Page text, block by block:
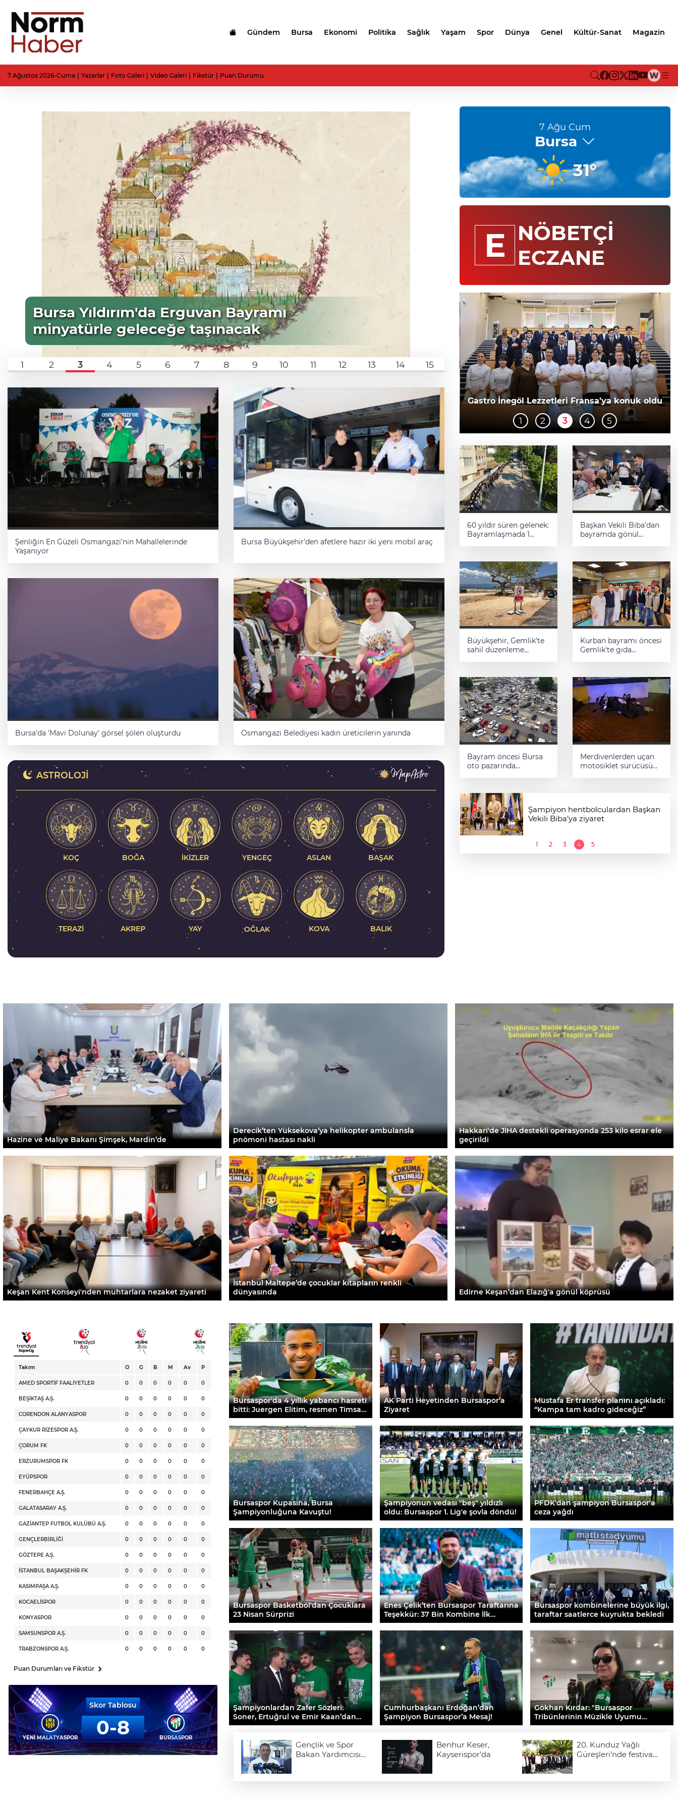
Gündem Bursa Ekonomi Politika Sağlık Yaşam Spor Dünya Genel Kültür-Sanat Magazin
7 Ağustos 2026-Cuma Yazarlar Foto Galeri Video Galeri Fikstür Puan Durumu
Bursa Yıldırım'da Erguvan Bayramı
minyatürle geleceğe taşınacak
Bursa'da Aslı Hünel’den
1 2 3 4 5 6 7 8 9 10 11 12 13 14 15
Şenliğin En Güzeli Osmangazi’nin Mahallelerinde
Yaşanıyor
Bursa Büyükşehir'den afetlere hazır iki yeni mobil araç
Bursa'da 'Mavi Dolunay' görsel şölen oluşturdu Osmangazi Belediyesi kadın üreticilerin yanında
ASTROLOJI
KOÇ BOĞA İKIZLER YENGEÇ ASLAN BAŞAK
TERAZI AKREP YAY OĞLAK KOVA BALIK
7 Ağu Cum
Bursa
31°
E NÖBETÇİ
ECZANE
Nilüfer’de atıl süs havuzları kent bahçesine
dönüşüyor
Mollarap’a değer katan projeler sona
yaklaşıyor
Gastro İnegöl Lezzetleri Fransa’ya konuk oldu
1 2 3 4 5
60 yıldır süren gelenek:
Bayramlaşmada 1
Başkan Vekili Biba'dan
bayramda gönül
Büyükşehir, Gemlik’te
sahil düzenleme
Kurban bayramı öncesi
Gemlik'te gıda
Bayram öncesi Bursa
oto pazarında
Merdivenlerden uçan
motosiklet sürücüsü
Bursa’da mezarlıklar bayrama hazır
Bursa’da Kurban Bayramı boyunca
ulaşım ücretsiz
Şampiyon hentbolculardan Başkan
Vekili Biba’ya ziyaret
1 2 3 4 5
Hazine ve Maliye Bakanı Şimşek, Mardin’de
Derecik’ten Yüksekova’ya helikopter ambulansla
pnömoni hastası nakli
Hakkari'de JİHA destekli operasyonda 253 kilo esrar ele
geçirildi
Keşan Kent Konseyi'nden muhtarlara nezaket ziyareti
İstanbul Maltepe’de çocuklar kitapların renkli
dünyasında
Edirne Keşan’dan Elazığ'a gönül köprüsü
Takım O G B M Av P
AMED SPORTİF FAALİYETLER 0 0 0 0 0 0
BEŞİKTAŞ A.Ş. 0 0 0 0 0 0
CORENDON ALANYASPOR 0 0 0 0 0 0
ÇAYKUR RİZESPOR A.Ş. 0 0 0 0 0 0
ÇORUM FK 0 0 0 0 0 0
ERZURUMSPOR FK 0 0 0 0 0 0
EYÜPSPOR 0 0 0 0 0 0
FENERBAHÇE A.Ş. 0 0 0 0 0 0
GALATASARAY A.Ş. 0 0 0 0 0 0
GAZİANTEP FUTBOL KULÜBÜ A.Ş. 0 0 0 0 0 0
GENÇLERBİRLİĞİ 0 0 0 0 0 0
GÖZTEPE A.Ş. 0 0 0 0 0 0
İSTANBUL BAŞAKŞEHİR FK 0 0 0 0 0 0
KASIMPAŞA A.Ş. 0 0 0 0 0 0
KOCAELİSPOR 0 0 0 0 0 0
KONYASPOR 0 0 0 0 0 0
SAMSUNSPOR A.Ş. 0 0 0 0 0 0
TRABZONSPOR A.Ş. 0 0 0 0 0 0
Puan Durumları ve Fikstür ›
Skor Tablosu
YENİ MALATYASPOR 0 8 BURSASPOR
Bursaspor'da 4 yıllık yabancı hasreti
bitti: Juergen Elitim, resmen Timsah
oldu
AK Parti Heyetinden Bursaspor’a
Ziyaret
Mustafa Er transfer planını açıkladı:
“Kampa tam kadro gideceğiz”
Bursaspor Kupasına, Bursa
Şampiyonluğuna Kavuştu!
Şampiyonun vedası "beş" yıldızlı
oldu: Bursaspor 1. Lig'e şovla döndü!
PFDK'dan şampiyon Bursaspor'a
ceza yağdı
Bursaspor Basketbol'dan Çocuklara
23 Nisan Sürprizi
Enes Çelik’ten Bursaspor Taraftarına
Teşekkür: 37 Bin Kombine İlk
Günden Bitti
Bursaspor kombinelerine büyük ilgi,
taraftar saatlerce kuyrukta bekledi
Şampiyonlardan Zafer Sözleri:
Soner, Ertuğrul ve Emir Kaan’dan
Şampiyonluk İtirafı!
Cumhurbaşkanı Erdoğan’dan
Şampiyon Bursaspor’a Mesaj!
Gökhan Kırdar: "Bursaspor
Tribünlerinin Müzikle Uyumu
Müthiş."
Gençlik ve Spor
Bakan Yardımcısı
Benhur Keser,
Kayserispor’da
20. Kunduz Yağlı
Güreşleri’nde festival